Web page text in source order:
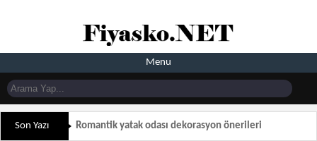
Menu
Son Yazı Romantik yatak odası dekorasyon önerileri